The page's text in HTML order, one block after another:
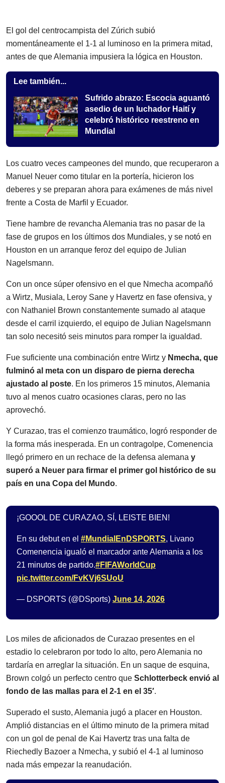
El gol del centrocampista del Zúrich subió
momentáneamente el 1-1 al luminoso en la primera mitad,
antes de que Alemania impusiera la lógica en Houston.
Lee también...
Sufrido abrazo: Escocia aguantó
asedio de un luchador Haití y
celebró histórico reestreno en
Mundial
Los cuatro veces campeones del mundo, que recuperaron a
Manuel Neuer como titular en la portería, hicieron los
deberes y se preparan ahora para exámenes de más nivel
frente a Costa de Marfil y Ecuador.
Tiene hambre de revancha Alemania tras no pasar de la
fase de grupos en los últimos dos Mundiales, y se notó en
Houston en un arranque feroz del equipo de Julian
Nagelsmann.
Con un once súper ofensivo en el que Nmecha acompañó
a Wirtz, Musiala, Leroy Sane y Havertz en fase ofensiva, y
con Nathaniel Brown constantemente sumado al ataque
desde el carril izquierdo, el equipo de Julian Nagelsmann
tan solo necesitó seis minutos para romper la igualdad.
Fue suficiente una combinación entre Wirtz y Nmecha, que
fulminó al meta con un disparo de pierna derecha
ajustado al poste. En los primeros 15 minutos, Alemania
tuvo al menos cuatro ocasiones claras, pero no las
aprovechó.
Y Curazao, tras el comienzo traumático, logró responder de
la forma más inesperada. En un contragolpe, Comenencia
llegó primero en un rechace de la defensa alemana y
superó a Neuer para firmar el primer gol histórico de su
país en una Copa del Mundo.
¡GOOOL DE CURAZAO, SÍ, LEISTE BIEN!
En su debut en el #MundialEnDSPORTS, Livano
Comenencia igualó el marcador ante Alemania a los
21 minutos de partido.#FIFAWorldCup
pic.twitter.com/FvKVj6SUoU
— DSPORTS (@DSports) June 14, 2026
Los miles de aficionados de Curazao presentes en el
estadio lo celebraron por todo lo alto, pero Alemania no
tardaría en arreglar la situación. En un saque de esquina,
Brown colgó un perfecto centro que Schlotterbeck envió al
fondo de las mallas para el 2-1 en el 35′.
Superado el susto, Alemania jugó a placer en Houston.
Amplió distancias en el último minuto de la primera mitad
con un gol de penal de Kai Havertz tras una falta de
Riechedly Bazoer a Nmecha, y subió el 4-1 al luminoso
nada más empezar la reanudación.